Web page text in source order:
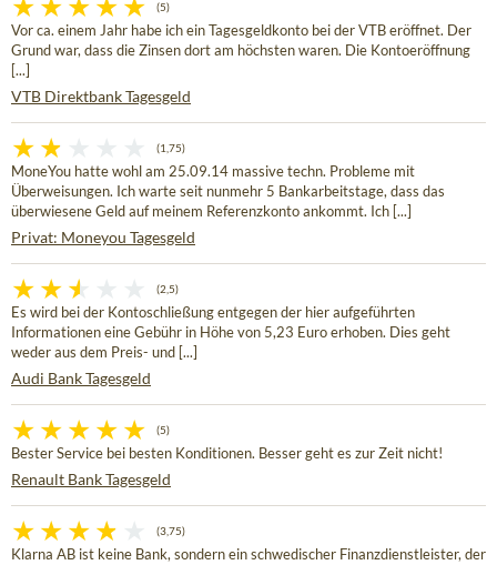
(5)
Vor ca. einem Jahr habe ich ein Tagesgeldkonto bei der VTB eröffnet. Der
Grund war, dass die Zinsen dort am höchsten waren. Die Kontoeröffnung
[...]
VTB Direktbank Tagesgeld
(1,75)
MoneYou hatte wohl am 25.09.14 massive techn. Probleme mit
Überweisungen. Ich warte seit nunmehr 5 Bankarbeitstage, dass das
überwiesene Geld auf meinem Referenzkonto ankommt. Ich [...]
Privat: Moneyou Tagesgeld
(2,5)
Es wird bei der Kontoschließung entgegen der hier aufgeführten
Informationen eine Gebühr in Höhe von 5,23 Euro erhoben. Dies geht
weder aus dem Preis- und [...]
Audi Bank Tagesgeld
(5)
Bester Service bei besten Konditionen. Besser geht es zur Zeit nicht!
Renault Bank Tagesgeld
(3,75)
Klarna AB ist keine Bank, sondern ein schwedischer Finanzdienstleister, der